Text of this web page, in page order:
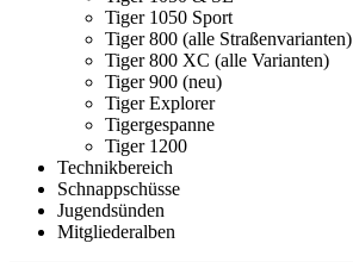
Tiger 1050 Sport
Tiger 800 (alle Straßenvarianten)
Tiger 800 XC (alle Varianten)
Tiger 900 (neu)
Tiger Explorer
Tigergespanne
Tiger 1200
Technikbereich
Schnappschüsse
Jugendsünden
Mitgliederalben